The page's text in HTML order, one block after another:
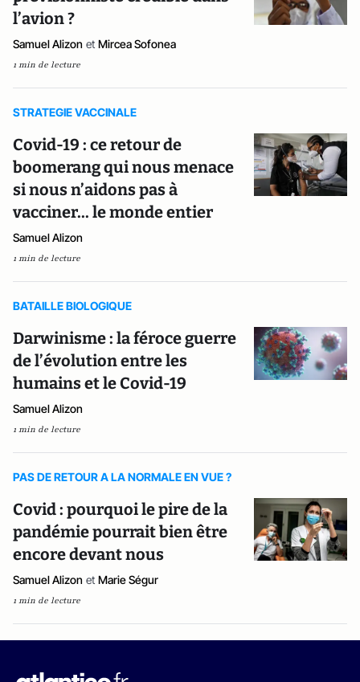
l’avion ?
Samuel Alizon et Mircea Sofonea
1 min de lecture
STRATEGIE VACCINALE
Covid-19 : ce retour de
boomerang qui nous menace
si nous n’aidons pas à
vacciner... le monde entier
Samuel Alizon
1 min de lecture
BATAILLE BIOLOGIQUE
Darwinisme : la féroce guerre
de l’évolution entre les
humains et le Covid-19
Samuel Alizon
1 min de lecture
PAS DE RETOUR A LA NORMALE EN VUE ?
Covid : pourquoi le pire de la
pandémie pourrait bien être
encore devant nous
Samuel Alizon et Marie Ségur
1 min de lecture